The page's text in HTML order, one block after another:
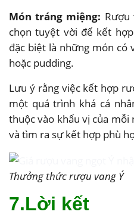
Món tráng miệng:
chọn tuyệt vời để kết
đặc biệt là những món có
hoặc pudding.
Lưu ý rằng việc kết hợp
một quá trình khá cá
thuộc vào khẩu vị của
và tìm ra sự kết hợp phù
Thưởng thức rượu vang Ý
7.Lời kết